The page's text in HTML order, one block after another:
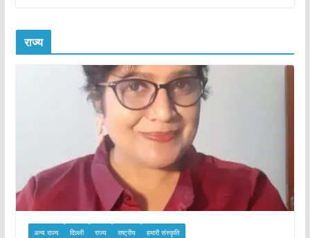
राज्य
अन्य राज्य दिल्ली राज्य राष्ट्रीय हमारी संस्कृति